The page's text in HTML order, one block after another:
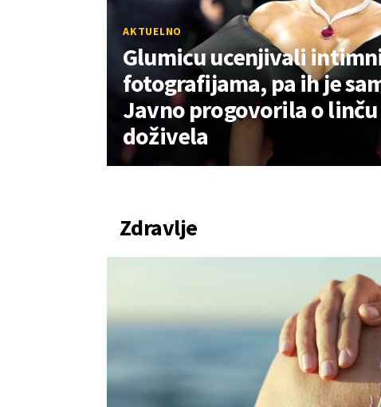
AKTUELNO
Glumicu ucenjivali
fotografijama, pa ih je
Javno progovorila o
doživela
Zdravlje